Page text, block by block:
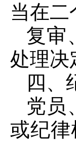
当在二
复审
处理决
四、
党员
或纪